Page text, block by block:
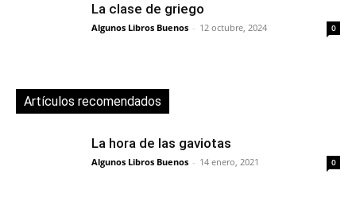
La clase de griego
Algunos Libros Buenos - 12 octubre, 2024 0
Artículos recomendados
La hora de las gaviotas
Algunos Libros Buenos - 14 enero, 2021 0